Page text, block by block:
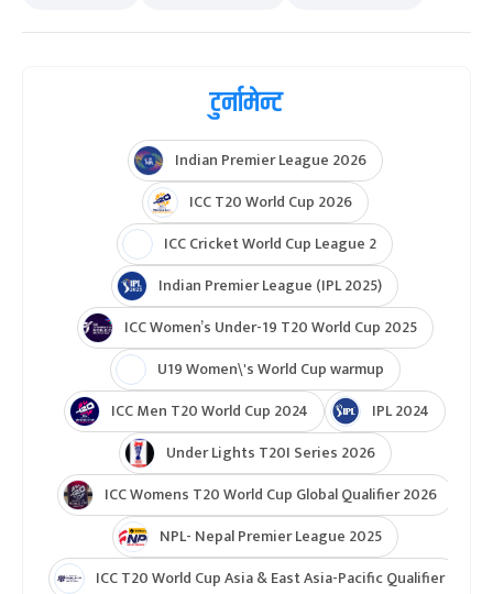
टुर्नामेन्ट
Indian Premier League 2026
ICC T20 World Cup 2026
ICC Cricket World Cup League 2
Indian Premier League (IPL 2025)
ICC Women’s Under-19 T20 World Cup 2025
U19 Women\'s World Cup warmup
ICC Men T20 World Cup 2024
IPL 2024
Under Lights T20I Series 2026
ICC Womens T20 World Cup Global Qualifier 2026
NPL- Nepal Premier League 2025
ICC T20 World Cup Asia & East Asia-Pacific Qualifier